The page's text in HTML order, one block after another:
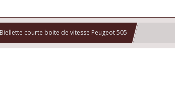
Biellette courte boite de vitesse Peugeot 505